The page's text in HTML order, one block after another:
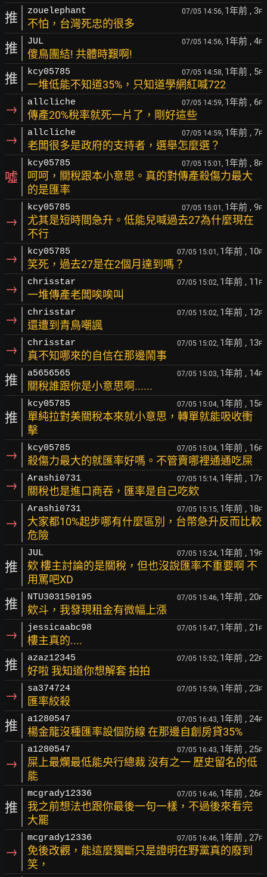
推 zouelephant 07/05 14:56, 1年前 , 3F
不怕，台灣死忠的很多
推 JUL 07/05 14:56, 1年前 , 4F
傻鳥團結! 共體時艱啊!
推 kcy05785 07/05 14:58, 1年前 , 5F
一堆低能不知道35%，只知道學網紅喊722
→ allcliche 07/05 14:59, 1年前 , 6F
傳產20%稅率就死一片了，剛好這些
→ allcliche 07/05 14:59, 1年前 , 7F
老闆很多是政府的支持者，選舉怎麼選？
噓
kcy05785 07/05 15:01, 1年前 , 8F
呵呵，關稅跟本小意思。真的對傳產殺傷力最大
的是匯率
→
kcy05785 07/05 15:01, 1年前 , 9F
尤其是短時間急升。低能兒喊過去27為什麼現在
不行
→ kcy05785 07/05 15:01, 1年前 , 10F
笑死，過去27是在2個月達到嗎？
→ chrisstar 07/05 15:02, 1年前 , 11 F
一堆傳產老闆唉唉叫
→ chrisstar 07/05 15:02, 1年前 , 12F
還遭到青鳥嘲諷
→ chrisstar 07/05 15:02, 1年前 , 13F
真不知哪來的自信在那邊鬧事
推 a5656565 07/05 15:03, 1年前 , 14F
關稅誰跟你是小意思啊......
推
kcy05785 07/05 15:04, 1年前 , 15F
單純拉對美關稅本來就小意思，轉單就能吸收衝
擊
→ kcy05785 07/05 15:04, 1年前 , 16F
殺傷力最大的就匯率好嗎。不管賣哪裡通通吃屎
→ Arashi0731 07/05 15:14, 1年前 , 17F
關稅也是進口商吞，匯率是自己吃欸
→
Arashi0731 07/05 15:15, 1年前 , 18F
大家都10%起步哪有什麼區別，台幣急升反而比較
危險
推
JUL 07/05 15:24, 1年前 , 19F
欸 樓主討論的是關稅，但也沒說匯率不重要啊 不
用罵吧XD
推 NTU303150195 07/05 15:46, 1年前 , 20F
欸斗，我發現租金有微幅上漲
→ jessicaabc98 07/05 15:47, 1年前 , 21 F
樓主真的....
推 azaz12345 07/05 15:52, 1年前 , 22F
好啦 我知道你想解套 拍拍
→ sa374724 07/05 15:59, 1年前 , 23F
匯率絞殺
推 a1280547 07/05 16:43, 1年前 , 24F
楊金龍沒種匯率設個防線 在那邊自創房貸35%
→
a1280547 07/05 16:43, 1年前 , 25F
屎上最爛最低能央行總裁 沒有之一 歷史留名的低
能
推
mcgrady12336 07/05 16:46, 1年前 , 26F
我之前想法也跟你最後一句一樣，不過後來看完
大罷
→
mcgrady12336 07/05 16:46, 1年前 , 27F
免後改觀，能這麼獨斷只是證明在野黨真的廢到
笑，